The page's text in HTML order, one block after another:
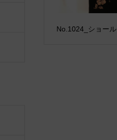
No.1024_ショール